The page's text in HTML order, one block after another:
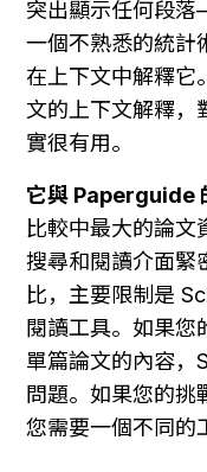
突出顯示任何段
一個不熟悉的統
在上下文中解釋它
文的上下文解釋，
實很有用。
它與 Paperguide
比較中最大的論
搜尋和閱讀介面緊
比，主要限制是
閱讀工具。如果您
單篇論文的內容，
問題。如果您的挑
您需要一個不同的